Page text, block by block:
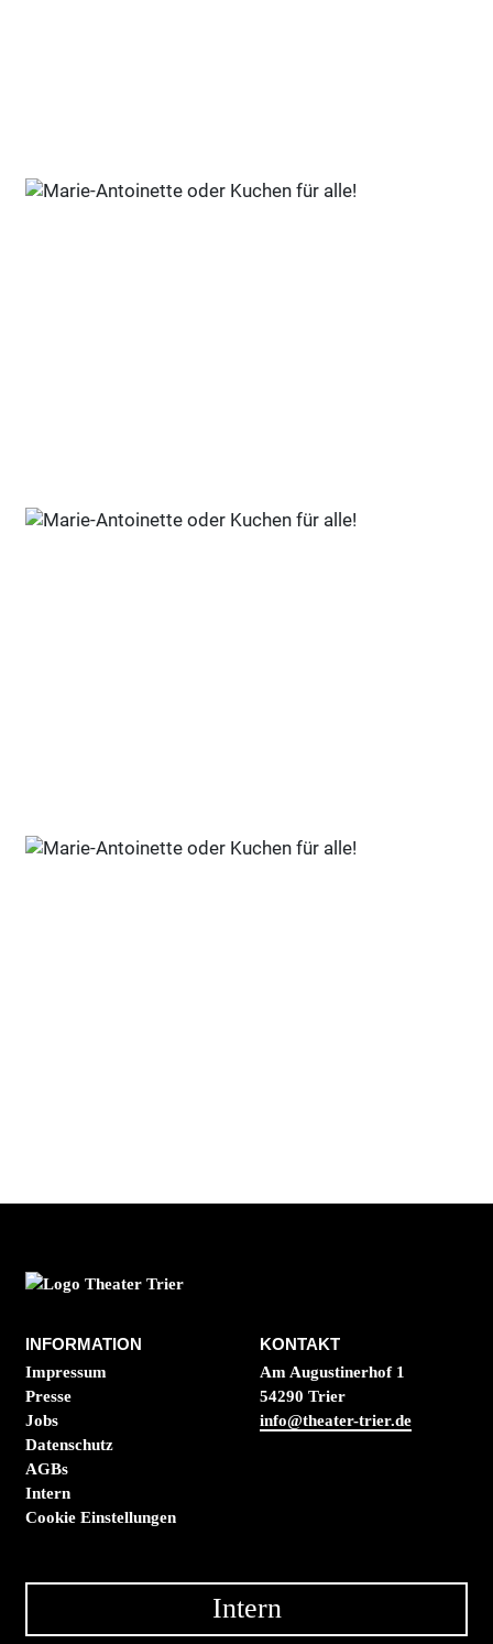
INFORMATION
Impressum
Presse
Jobs
Datenschutz
AGBs
Intern
Cookie Einstellungen
KONTAKT
Am Augustinerhof 1
54290 Trier
info@theater-trier.de
Intern